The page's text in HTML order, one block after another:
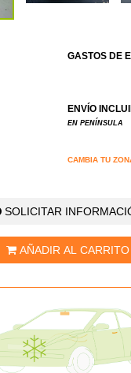
GASTOS DE
ENVÍO
EN PENÍNSULA
CAMBIA TU
SOLICITAR
AÑADIR AL CARRITO